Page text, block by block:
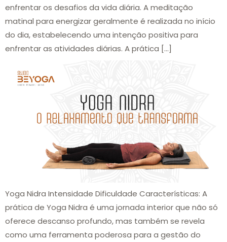
enfrentar os desafios da vida diária. A meditação
matinal para energizar geralmente é realizada no início
do dia, estabelecendo uma intenção positiva para
enfrentar as atividades diárias. A prática […]
Yoga Nidra Intensidade Dificuldade Características: A
prática de Yoga Nidra é uma jornada interior que não só
oferece descanso profundo, mas também se revela
como uma ferramenta poderosa para a gestão do